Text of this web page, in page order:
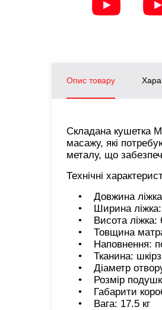
Опис товару
Складана кушетка
масажу, які
металу, що
Технічні
• Довжина
• Ширина ліжка:
• Висота ліжка:
• Товщина
• Наповнення:
• Тканина:
• Діаметр
• Розмір
• Габарити
• Вага: 17.5 кг